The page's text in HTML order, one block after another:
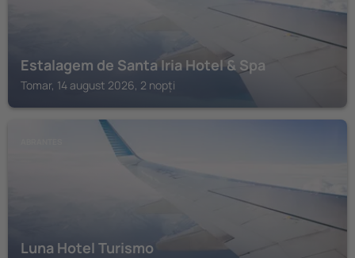
Estalagem de Santa Iria Hotel & Spa
Tomar, 14 august 2026, 2 nopți
Luna Hotel Turismo